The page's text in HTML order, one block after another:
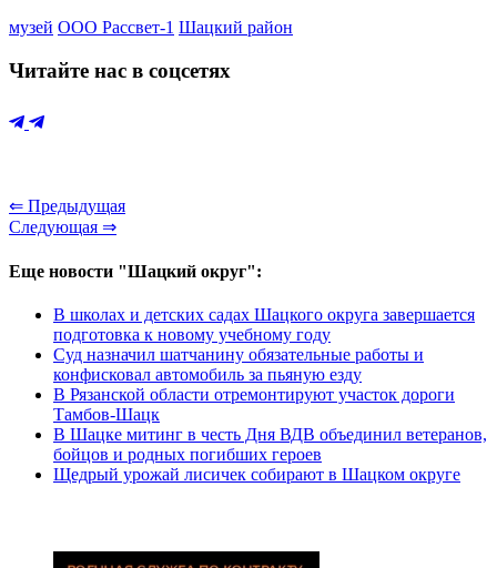
музей ООО Рассвет-1 Шацкий район
Читайте нас в соцсетях
⇐ Предыдущая
Следующая ⇒
Еще новости "Шацкий округ":
В школах и детских садах Шацкого округа завершается
подготовка к новому учебному году
Суд назначил шатчанину обязательные работы и
конфисковал автомобиль за пьяную езду
В Рязанской области отремонтируют участок дороги
Тамбов-Шацк
В Шацке митинг в честь Дня ВДВ объединил ветеранов,
бойцов и родных погибших героев
Щедрый урожай лисичек собирают в Шацком округе